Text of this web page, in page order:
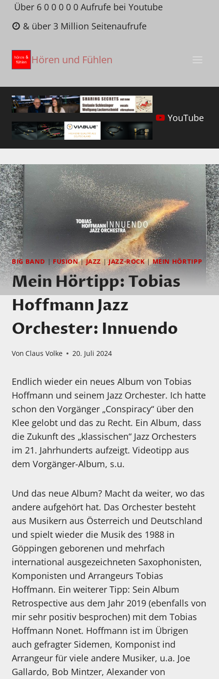
Zum
Inhalt
springen
Über 6 0 0 0 0 0 Aufrufe bei Youtube
& über 3 Million Seitenaufrufe
Hören und Fühlen
YouTube
BIG BAND |FUSION|JAZZ|JAZZ-ROCK|MEIN HÖRTIPP
Mein Hörtipp: Tobias
Hoffmann Jazz
Orchester: Innuendo
Von Claus Volke 20. Juli 2024
Endlich wieder ein neues Album von Tobias
Hoffmann und seinem Jazz Orchester. Ich hatte
schon den Vorgänger „Conspiracy“ über den
Klee gelobt und das zu Recht. Ein Album, dass
die Zukunft des „klassischen“ Jazz Orchesters
im 21. Jahrhunderts aufzeigt. Videotipp aus
dem Vorgänger-Album, s.u.
Und das neue Album? Macht da weiter, wo das
andere aufgehört hat. Das Orchester besteht
aus Musikern aus Österreich und Deutschland
und spielt wieder die Musik des 1988 in
Göppingen geborenen und mehrfach
international ausgezeichneten Saxophonisten,
Komponisten und Arrangeurs Tobias
Hoffmann. Ein weiterer Tipp: Sein Album
Retrospective aus dem Jahr 2019 (ebenfalls von
mir sehr positiv besprochen) mit dem Tobias
Hoffmann Nonet. Hoffmann ist im Übrigen
auch gefragter Sidemen, Komponist ind
Arrangeur für viele andere Musiker, u.a. Joe
Gallardo, Bob Mintzer, Alexander von